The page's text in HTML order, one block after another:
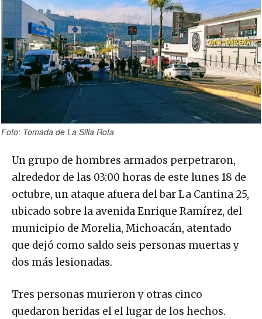
Foto: Tomada de La Silla Rota
Un grupo de hombres armados perpetraron,
alrededor de las 03:00 horas de este lunes 18 de
octubre, un ataque afuera del bar La Cantina 25,
ubicado sobre la avenida Enrique Ramírez, del
municipio de Morelia, Michoacán, atentado
que dejó como saldo seis personas muertas y
dos más lesionadas.
Tres personas murieron y otras cinco
quedaron heridas el el lugar de los hechos.